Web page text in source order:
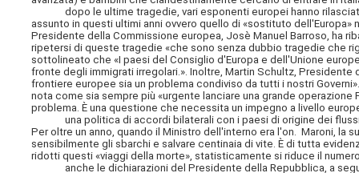
dopo le ultime tragedie, vari esponenti europei hanno
assunto in questi ultimi anni ovvero quello di «sostituto
Presidente della Commissione europea, Josè Manuel Barroso, ha
ripetersi di queste tragedie «che sono senza dubbio tragedie che
sottolineato che «I paesi del Consiglio d'Europa e dell'Unione
fronte degli immigrati irregolari.». Inoltre, Martin Schultz,
frontiere europee sia un problema condiviso da tutti i nostri
nota come sia sempre più «urgente lanciare una grande
problema. È una questione che necessita un impegno a livello
una politica di accordi bilaterali con i paesi di origine dei flussi
Per oltre un anno, quando il Ministro dell'interno era l'on. Maroni, la
sensibilmente gli sbarchi e salvare centinaia di vite. È di tutta
ridotti questi «viaggi della morte», statisticamente si riduce il
anche le dichiarazioni del Presidente della Repubblica, a